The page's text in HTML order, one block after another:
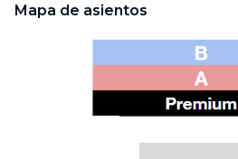
Mapa de asientos